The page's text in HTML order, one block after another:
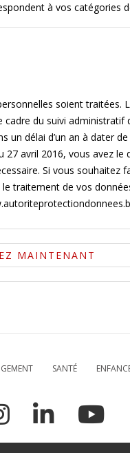
à vos catégories
soient traitées.
du suivi
délai d’un an à dater
avril 2016, vous avez
Si vous
traitement de vos
MAINTENANT
SANTÉ